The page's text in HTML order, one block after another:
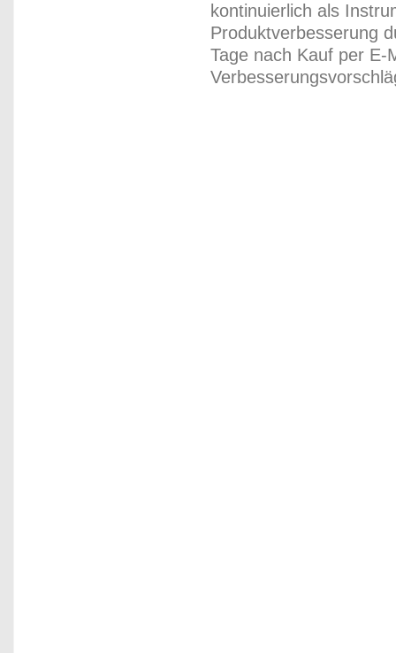
kontinuierlich als
Produktverbesserung
Tage nach Kauf per E-